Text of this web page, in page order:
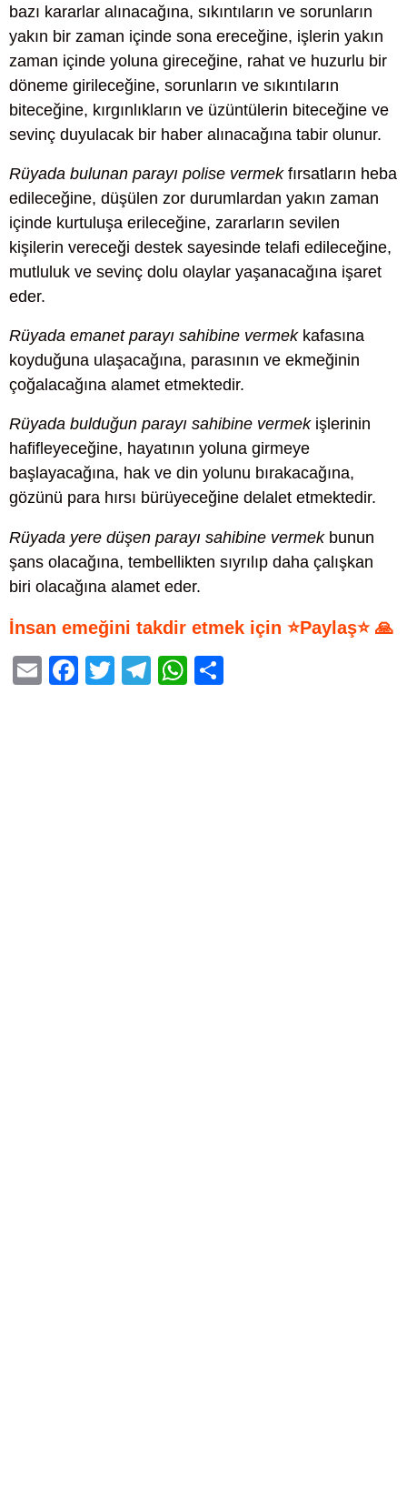
bazı kararlar alınacağına, sıkıntıların ve sorunların
yakın bir zaman içinde sona ereceğine, işlerin yakın
zaman içinde yoluna gireceğine, rahat ve huzurlu bir
döneme girileceğine, sorunların ve sıkıntıların
biteceğine, kırgınlıkların ve üzüntülerin biteceğine ve
sevinç duyulacak bir haber alınacağına tabir olunur.
Rüyada bulunan parayı polise vermekfırsatların heba
edileceğine, düşülen zor durumlardan yakın zaman
içinde kurtuluşa erileceğine, zararların sevilen
kişilerin vereceği destek sayesinde telafi edileceğine,
mutluluk ve sevinç dolu olaylar yaşanacağına işaret
eder.
Rüyada emanet parayı sahibine vermekkafasına
koyduğuna ulaşacağına, parasının ve ekmeğinin
çoğalacağına alamet etmektedir.
Rüyada bulduğun parayı sahibine vermekişlerinin
hafifleyeceğine, hayatının yoluna girmeye
başlayacağına, hak ve din yolunu bırakacağına,
gözünü para hırsı bürüyeceğine delalet etmektedir.
Rüyada yere düşen parayı sahibine vermekbunun
şans olacağına, tembellikten sıyrılıp daha çalışkan
biri olacağına alamet eder.
İnsan emeğini takdir etmek için ⭐Paylaş⭐ 🙏
E
F
T
T
W